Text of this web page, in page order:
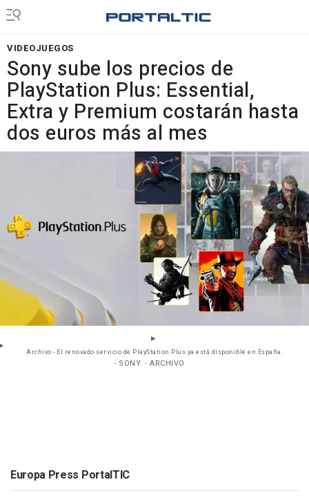
VIDEOJUEGOS
Sony sube los precios de
PlayStation Plus: Essential,
Extra y Premium costarán hasta
dos euros más al mes
Archivo - El renovado servicio de PlayStation Plus ya está disponible en España.
- SONY. - ARCHIVO
Europa Press PortalTIC